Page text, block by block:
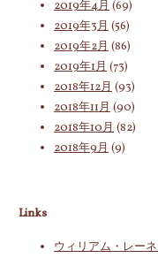
2019年4月 (69)
2019年3月 (56)
2019年2月 (86)
2019年1月 (73)
2018年12月 (93)
2018年11月 (90)
2018年10月 (82)
2018年9月 (9)
Links
ウィリアム・レー